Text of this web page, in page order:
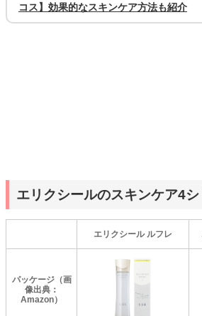
コス】効果的なスキンケア方法も紹介
エリクシールのスキンケア4
エリクシール ルフレ
パッケージ（画
像出典：
Amazon）